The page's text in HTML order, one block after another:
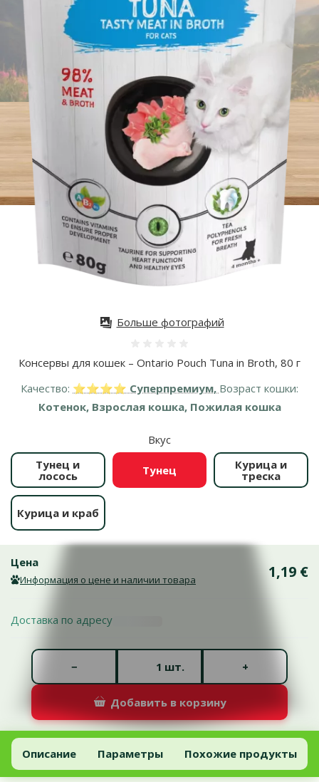
Консервы для кошек – Ontario Pouch Tuna in Broth, 80 г
Качество: ⭐⭐⭐⭐ Суперпремиум, Возраст кошки:
Котенок, Взрослая кошка, Пожилая кошка
Вкус
Тунец и
лосось
Тунец
Курица и
треска
Курица и краб
Цена
Информация о цене и наличии товара 1,19 €
Доставка по адресу
шт.
− +
Добавить в корзину
Больше фотографий
Консервы для кошек – Ontario Pouch Tuna in Broth, 80 г
Добавить в корзину
Описание Параметры Похожие продукты
В начало страницы